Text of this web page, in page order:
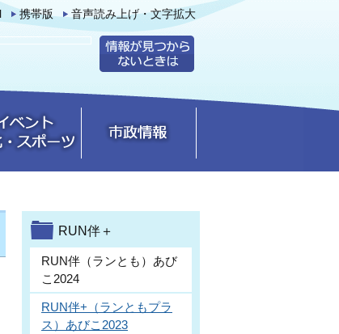
携帯版 音声読み上げ・文字拡大
RUN伴＋
RUN伴（ランとも）あび
こ2024
RUN伴+（ランともプラ
ス）あびこ2023